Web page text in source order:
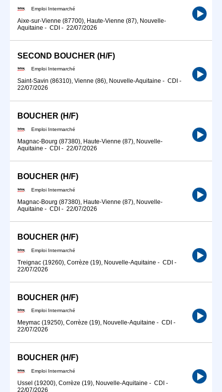
Emploi Intermarché
Aixe-sur-Vienne (87700), Haute-Vienne (87), Nouvelle-
Aquitaine - CDI - 22/07/2026
SECOND BOUCHER (H/F)
Emploi Intermarché
Saint-Savin (86310), Vienne (86), Nouvelle-Aquitaine - CDI -
22/07/2026
BOUCHER (H/F)
Emploi Intermarché
Magnac-Bourg (87380), Haute-Vienne (87), Nouvelle-
Aquitaine - CDI - 22/07/2026
BOUCHER (H/F)
Emploi Intermarché
Magnac-Bourg (87380), Haute-Vienne (87), Nouvelle-
Aquitaine - CDI - 22/07/2026
BOUCHER (H/F)
Emploi Intermarché
Treignac (19260), Corrèze (19), Nouvelle-Aquitaine - CDI -
22/07/2026
BOUCHER (H/F)
Emploi Intermarché
Meymac (19250), Corrèze (19), Nouvelle-Aquitaine - CDI -
22/07/2026
BOUCHER (H/F)
Emploi Intermarché
Ussel (19200), Corrèze (19), Nouvelle-Aquitaine - CDI -
22/07/2026